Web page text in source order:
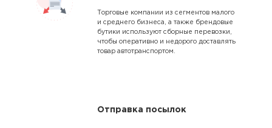
Торговые компании из сегментов малого
и среднего бизнеса, а также брендовые
бутики используют сборные перевозки,
чтобы оперативно и недорого доставлять
товар автотранспортом.
Отправка посылок